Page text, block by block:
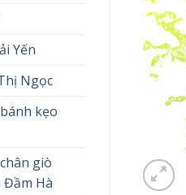
Yến
Ngọc
kẹo
giò
Hà